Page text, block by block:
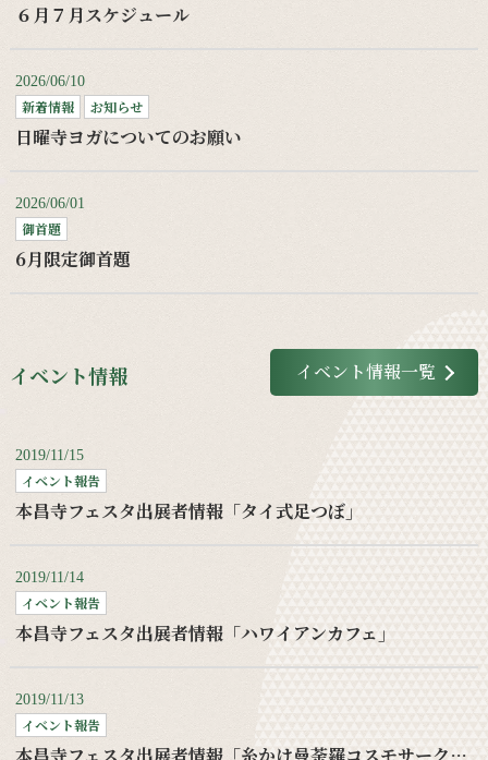
６月７月スケジュール
2026/06/10
新着情報 お知らせ
日曜寺ヨガについてのお願い
2026/06/01
御首題
6月限定御首題
イベント情報 イベント情報一覧
2019/11/15
イベント報告
本昌寺フェスタ出展者情報「タイ式足つぼ」
2019/11/14
イベント報告
本昌寺フェスタ出展者情報「ハワイアンカフェ」
2019/11/13
イベント報告
本昌寺フェスタ出展者情報「糸かけ曼荼羅コスモサークルワークショップ」